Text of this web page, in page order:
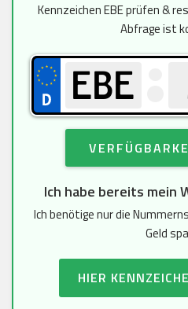
springenKennzeichen EBE prüfen &
Abfrage ist
Ich habe bereits mein
Ich benötige nur die
Geld
HIER